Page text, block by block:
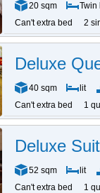
20 sqm Twin
Can't extra bed
2
Deluxe
40 sqm lit
Can't extra bed
1
Deluxe
52 sqm lit
Can't extra bed
1